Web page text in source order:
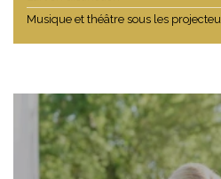
Les remises de Prix 2023
L’EQUIPE DE FOOT DE LA MAIRIE
VILLE !
Les joueurs de tennis de Monaco
Les sportifs à l’honneur